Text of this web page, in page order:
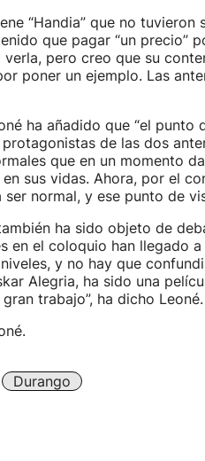
“Handia” que no
que pagar “un precio”
verla, pero creo que su
poner un ejemplo. Las
ha añadido que “el
de las dos
que en un momento
sus vidas. Ahora, por el
ser normal, y ese punto de
ha sido objeto de
en el coloquio han llegado
y no hay que
Alegria, ha sido una
trabajo”, ha dicho Leoné.
Durango